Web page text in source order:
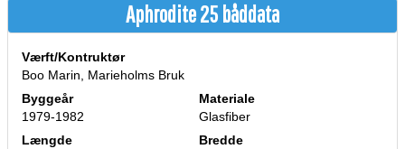
Aphrodite 25 båddata
Værft/Kontruktør
Boo Marin, Marieholms Bruk
Byggeår
1979-1982
Materiale
Glasfiber
Længde
Bredde